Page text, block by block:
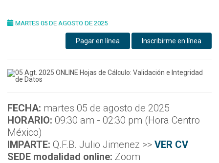
MARTES 05 DE AGOSTO DE 2025
Pagar en línea Inscribirme en línea
FECHA: martes 05 de agosto de 2025
HORARIO: 09:30 am - 02:30 pm (Hora Centro
México)
IMPARTE: Q.F.B. Julio Jimenez >> VER CV
SEDE modalidad online: Zoom